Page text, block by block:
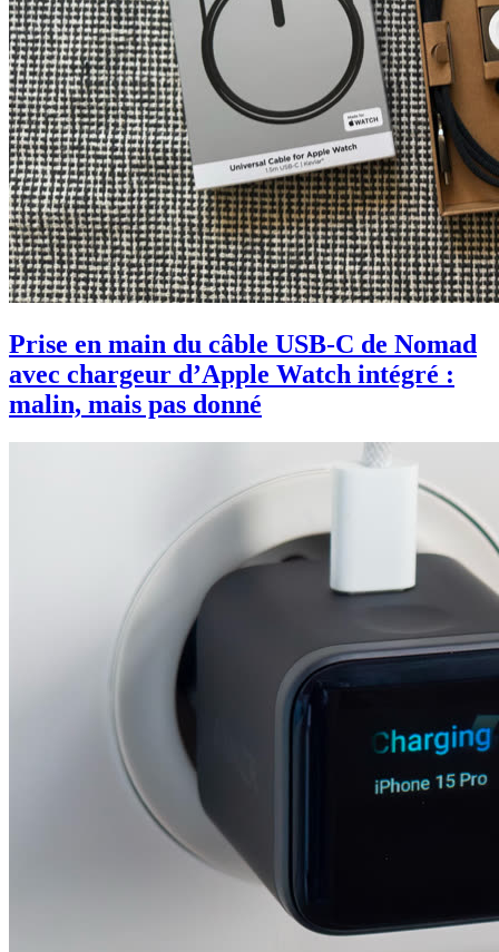
Prise en main du câble USB-C de Nomad
avec chargeur d’Apple Watch intégré :
malin, mais pas donné